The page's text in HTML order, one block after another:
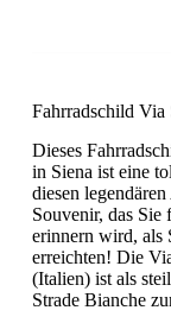
Fahrradschild Via
Dieses
in Siena ist eine
diesen
Souvenir, das
erinnern wird, als
erreichten! Die
(Italien) ist als
Strade Bianche